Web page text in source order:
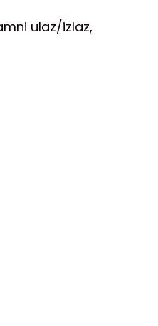
ulaz/izlaz,